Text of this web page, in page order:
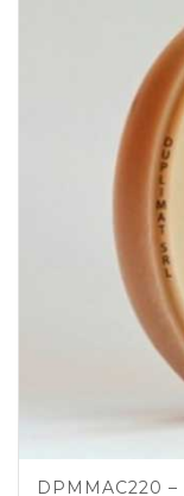
DPMMAC220 –